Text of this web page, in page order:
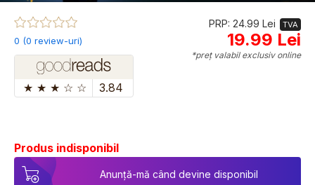
0 (0 review-uri)
★ ★ ★ ☆ ☆ 3.84
PRP: 24.99 Lei TVA
19.99 Lei
*preț valabil exclusiv online
Produs indisponibil
Anunță-mă când devine disponibil